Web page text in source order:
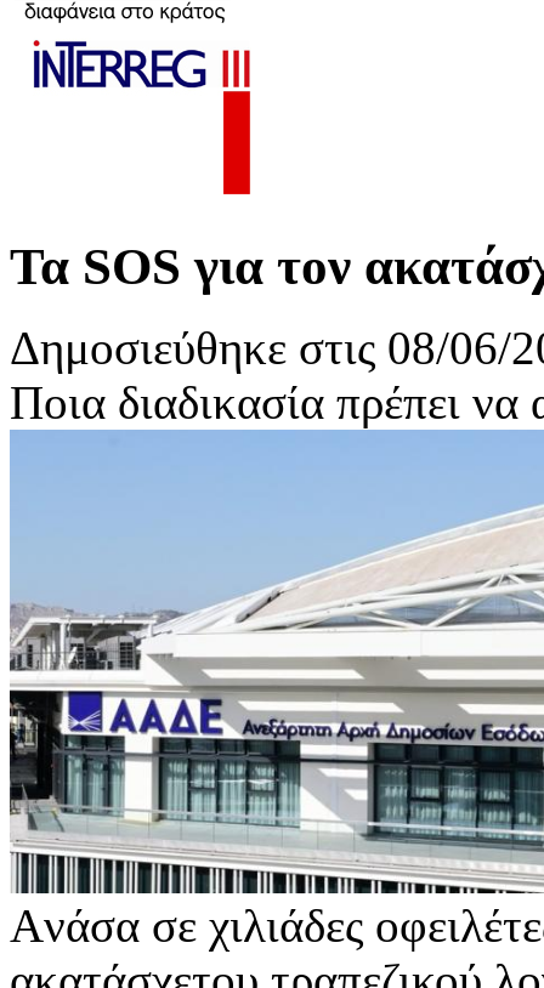
Τα SOS για τον
Δημοσιεύθηκε στις 08/06/
Ποια διαδικασία πρέπει να
Aνάσα σε χιλιάδες